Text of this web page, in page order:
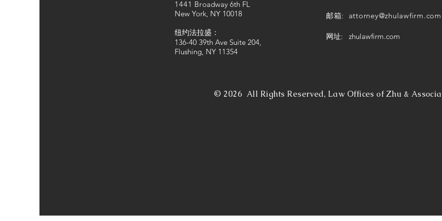
1441 Broadway 6th FL
New York, NY 10018
纽约法拉盛：
136-40 39th Ave Suite 204,
Flushing, NY 11354
邮箱: attorney@zhulawfirm.com
网址: zhulawfirm.com
© 2026 All Rights Reserved, Law Offices of Zhu &